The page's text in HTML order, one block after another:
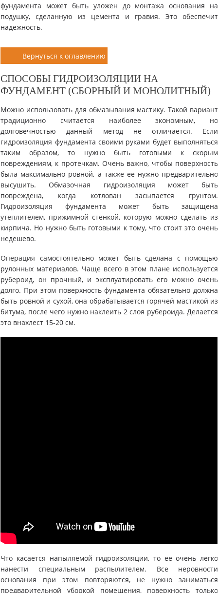
фундамента может быть уложен до монтажа основания на
подушку, сделанную из цемента и гравия. Это обеспечит
надежность.
Вернуться к оглавлению
СПОСОБЫ ГИДРОИЗОЛЯЦИИ НА
ФУНДАМЕНТ (СБОРНЫЙ И МОНОЛИТНЫЙ)
Можно использовать для обмазывания мастику. Такой вариант
традиционно считается наиболее экономным, но
долговечностью данный метод не отличается. Если
гидроизоляция фундамента своими руками будет выполняться
таким образом, то нужно быть готовыми к скорым
повреждениям, к протечкам. Очень важно, чтобы поверхность
была максимально ровной, а также ее нужно предварительно
высушить. Обмазочная гидроизоляция может быть
повреждена, когда котлован засыпается грунтом.
Гидроизоляция фундамента может быть защищена
утеплителем, прижимной стенкой, которую можно сделать из
кирпича. Но нужно быть готовыми к тому, что стоит это очень
недешево.
Операция самостоятельно может быть сделана с помощью
рулонных материалов. Чаще всего в этом плане используется
рубероид, он прочный, и эксплуатировать его можно очень
долго. При этом поверхность фундамента обязательно должна
быть ровной и сухой, она обрабатывается горячей мастикой из
битума, после чего нужно наклеить 2 слоя рубероида. Делается
это внахлест 15-20 см.
Что касается напыляемой гидроизоляции, то ее очень легко
нанести специальным распылителем. Все неровности
основания при этом повторяются, не нужно заниматься
предварительной уборкой помещения, поверхность только